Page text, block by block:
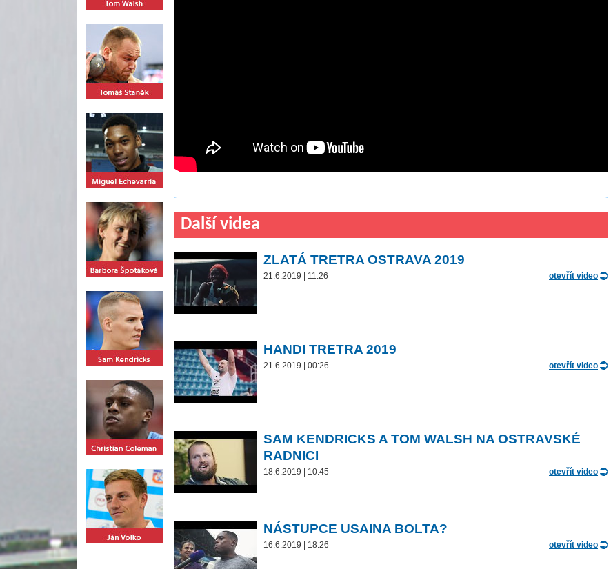
Další videa
ZLATÁ TRETRA OSTRAVA 2019
21.6.2019 | 11:26 otevřít video
HANDI TRETRA 2019
21.6.2019 | 00:26 otevřít video
SAM KENDRICKS A TOM WALSH NA OSTRAVSKÉ
RADNICI
18.6.2019 | 10:45 otevřít video
NÁSTUPCE USAINA BOLTA?
16.6.2019 | 18:26 otevřít video